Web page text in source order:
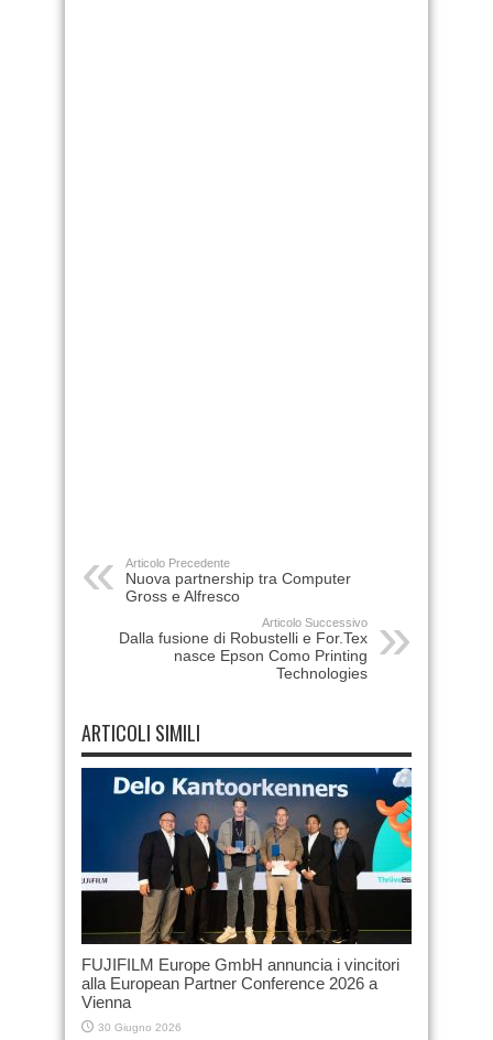
Articolo Precedente
Nuova partnership tra Computer
Gross e Alfresco
Articolo Successivo
Dalla fusione di Robustelli e For.Tex
nasce Epson Como Printing
Technologies
ARTICOLI SIMILI
FUJIFILM Europe GmbH annuncia i vincitori
alla European Partner Conference 2026 a
Vienna
30 Giugno 2026